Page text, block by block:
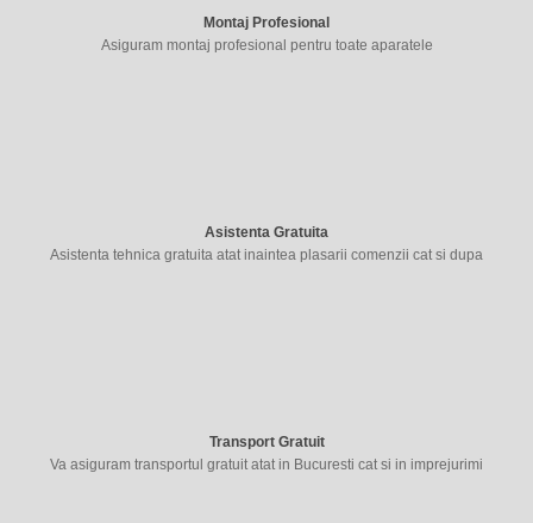
Montaj Profesional
Asiguram montaj profesional pentru toate aparatele
Asistenta Gratuita
Asistenta tehnica gratuita atat inaintea plasarii comenzii cat si dupa
Transport Gratuit
Va asiguram transportul gratuit atat in Bucuresti cat si in imprejurimi